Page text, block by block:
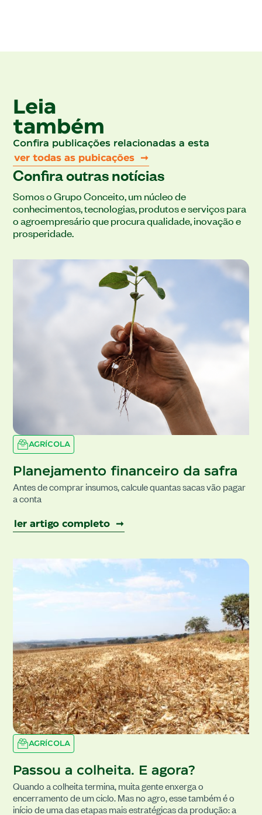
Leia
também
Confira publicações relacionadas a esta
ver todas as pubicações ➞
Confira outras notícias
Somos o Grupo Conceito, um núcleo de
conhecimentos, tecnologias, produtos e serviços para
o agroempresário que procura qualidade, inovação e
prosperidade.
AGRÍCOLA
Planejamento financeiro da safra
Antes de comprar insumos, calcule quantas sacas vão pagar
a conta
ler artigo completo ➞
AGRÍCOLA
Passou a colheita. E agora?
Quando a colheita termina, muita gente enxerga o
encerramento de um ciclo. Mas no agro, esse também é o
início de uma das etapas mais estratégicas da produção: a